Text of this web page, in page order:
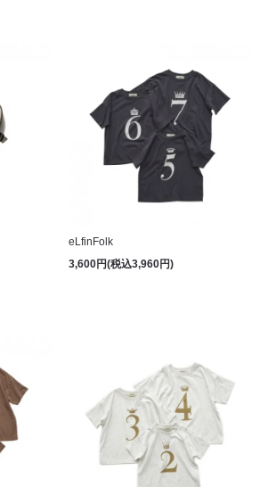
eLfinFolk
3,600円(税込3,960円)